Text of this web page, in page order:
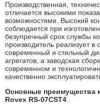
Производственная,
отличается высокими
возможностями. Высокий
соблюдается при
безупречный срок службы
производитель реализует в
современный и стильный
агрегатов, а заводская
современном и
качественно
Основные преимущества
Rovex RS-07CST4